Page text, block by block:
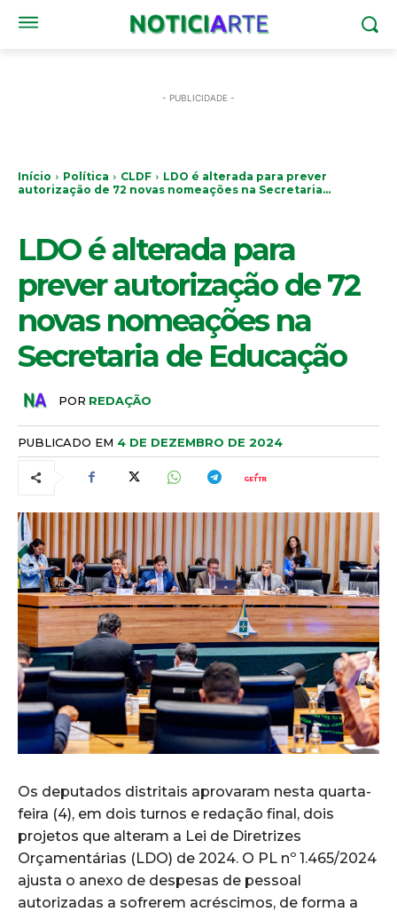
- PUBLICIDADE -
Início Política CLDF
LDO é alterada para prever
autorização de 72 novas nomeações na Secretaria...
LDO é alterada para
prever autorização de 72
novas nomeações na
Secretaria de Educação
POR REDAÇÃO
PUBLICADO EM 4 DE DEZEMBRO DE 2024
Os deputados distritais aprovaram nesta quarta-
feira (4), em dois turnos e redação final, dois
projetos que alteram a Lei de Diretrizes
Orçamentárias (LDO) de 2024. O PL nº 1.465/2024
ajusta o anexo de despesas de pessoal
autorizadas a sofrerem acréscimos, de forma a